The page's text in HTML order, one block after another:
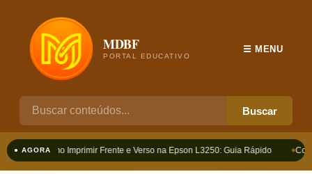
MDBF
PORTAL EDUCATIVO
Buscar
☰ MENU
● AGORAComo Imprimir Frente e Verso na Epson L3250: Guia Rápido